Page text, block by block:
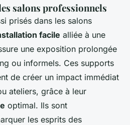
salons professionnels
prisés dans les salons
facile alliée à une
une exposition prolongée
ou informels. Ces supports
de créer un impact immédiat
ateliers, grâce à leur
optimal. Ils sont
les esprits des